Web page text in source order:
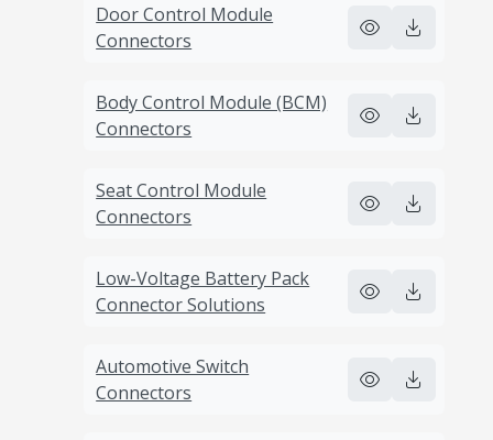
Door Control Module
Connectors
Body Control Module (BCM)
Connectors
Seat Control Module
Connectors
Low-Voltage Battery Pack
Connector Solutions
Automotive Switch
Connectors